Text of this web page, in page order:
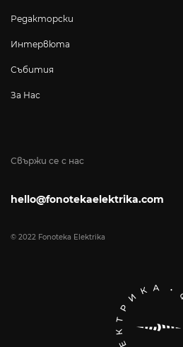
Свържи се с нас
hello@fonotekaelektrika.com
© 2022 Fonoteka Elektrika
Редакторски
Интервюта
Събития
За Нас